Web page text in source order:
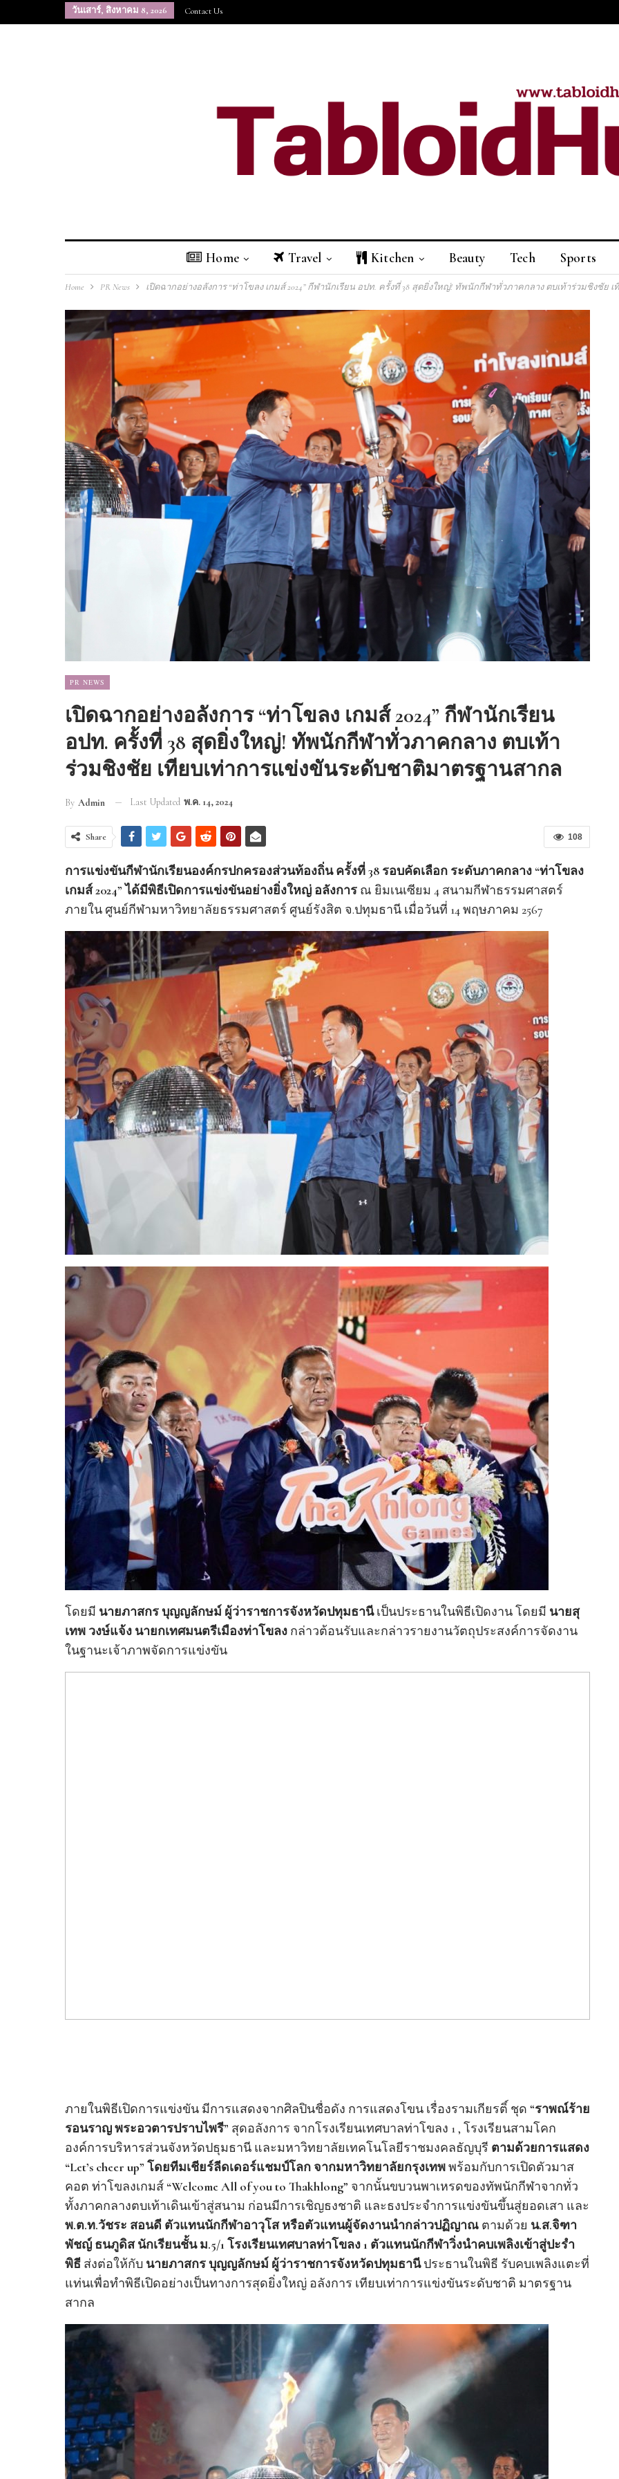
วันเสาร์, สิงหาคม 8, 2026 Contact Us
Home Travel Kitchen Beauty Tech Sports
Home PR News เปิดฉากอย่างอลังการ “ท่าโขลง เกมส์ 2024” กีฬานักเรียน อปท. ครั้งที่ 38 สุดยิ่งใหญ่! ทัพนักกีฬาทั่วภาคกลาง ตบเท้าร่วมชิงชัย
PR NEWS
เปิดฉากอย่างอลังการ “ท่าโขลง เกมส์ 2024” กีฬานักเรียน
อปท. ครั้งที่ 38 สุดยิ่งใหญ่! ทัพนักกีฬาทั่วภาคกลาง ตบเท้า
ร่วมชิงชัย เทียบเท่าการแข่งขันระดับชาติมาตรฐานสากล
By Admin Last Updated พ.ค. 14, 2024
108
Share
การแข่งขันกีฬานักเรียนองค์กรปกครองส่วนท้องถิ่น ครั้งที่ 38 รอบคัดเลือก ระดับภาคกลาง “ท่าโขลง
เกมส์ 2024” ได้มีพิธีเปิดการแข่งขันอย่างยิ่งใหญ่ อลังการ ณ ยิมเนเซียม 4 สนามกีฬาธรรมศาสตร์
ภายใน ศูนย์กีฬามหาวิทยาลัยธรรมศาสตร์ ศูนย์รังสิต จ.ปทุมธานี เมื่อวันที่ 14 พฤษภาคม 2567
โดยมี นายภาสกร บุญญลักษม์ ผู้ว่าราชการจังหวัดปทุมธานีเป็นประธานในพิธีเปิดงาน โดยมี นายสุ
เทพ วงษ์แจ้ง นายกเทศมนตรีเมืองท่าโขลง กล่าวต้อนรับและกล่าวรายงานวัตถุประสงค์การจัดงาน
ในฐานะเจ้าภาพจัดการแข่งขัน
ภายในพิธีเปิดการแข่งขัน มีการแสดงจากศิลปินชื่อดัง การแสดงโขน เรื่องรามเกียรติ์ ชุด “ราพณ์ร้าย
รอนราญ พระอวตารปราบไพรี” สุดอลังการ จากโรงเรียนเทศบาลท่าโขลง 1 , โรงเรียนสามโคก
องค์การบริหารส่วนจังหวัดปธุมธานี และมหาวิทยาลัยเทคโนโลยีราชมงคลธัญบุรี ตามด้วยการแสดง
“Let’s cheer up” โดยทีมเชียร์ลีดเดอร์แชมป์โลก จากมหาวิทยาลัยกรุงเทพพร้อมกับการเปิดตัวมาส
คอต ท่าโขลงเกมส์ “Welcome All of you to Thakhlong” จากนั้นขบวนพาเหรดของทัพนักกีฬาจากทั่ว
ทั้งภาคกลางตบเท้าเดินเข้าสู่สนาม ก่อนมีการเชิญธงชาติ และธงประจำการแข่งขันขึ้นสู่ยอดเสา และ
พ.ต.ท.วัชระ สอนดี ตัวแทนนักกีฬาอาวุโส หรือตัวแทนผู้จัดงานนำกล่าวปฏิญาณ ตามด้วย น.ส.จิฑา
พัชญ์ ธนภูดิส นักเรียนชั้น ม.5/1 โรงเรียนเทศบาลท่าโขลง 1 ตัวแทนนักกีฬาวิ่งนำคบเพลิงเข้าสู่ปะรำ
พิธี ส่งต่อให้กับ นายภาสกร บุญญลักษม์ ผู้ว่าราชการจังหวัดปทุมธานีประธานในพิธี รับคบเพลิงแตะที่
แท่นเพื่อทำพิธีเปิดอย่างเป็นทางการสุดยิ่งใหญ่ อลังการ เทียบเท่าการแข่งขันระดับชาติ มาตรฐาน
สากล
เปิดแล้ว “โรงแรมทริปเปิ้ลวาย”
แบรนด์โลคอล…
“สหพัฒน์แอดมิชชั่น” ครั้งที่ 22
จัดทัพติวเตอร์ระดับประเทศ
ม.รังสิตร่วมมือกับสมาคมกีฬาขี่
ม้าแห่งประเทศไทย …
R2M Power Girls ส่งสองนักแข่ง
สาว ตะลุย FIM ASIA CUP OF
ROAD RACING…
“เคี่ยนหงวน” แต่งตั้ง ซีบีอาร์อี
ประเทศไทย…